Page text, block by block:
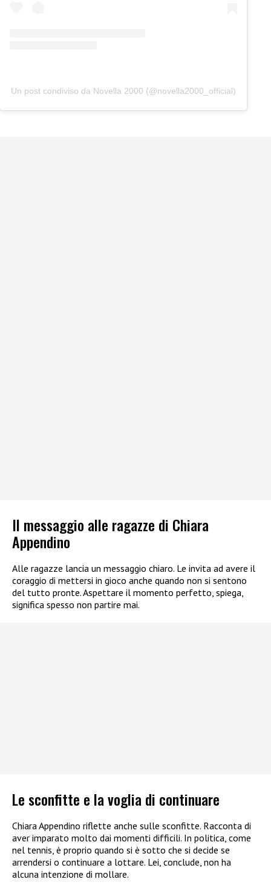
Un post condiviso da Novella 2000 (@novella2000_official)
Il messaggio alle ragazze di Chiara
Appendino
Alle ragazze lancia un messaggio chiaro. Le invita ad avere il
coraggio di mettersi in gioco anche quando non si sentono
del tutto pronte. Aspettare il momento perfetto, spiega,
significa spesso non partire mai.
Le sconfitte e la voglia di continuare
Chiara Appendino riflette anche sulle sconfitte. Racconta di
aver imparato molto dai momenti difficili. In politica, come
nel tennis, è proprio quando si è sotto che si decide se
arrendersi o continuare a lottare. Lei, conclude, non ha
alcuna intenzione di mollare.